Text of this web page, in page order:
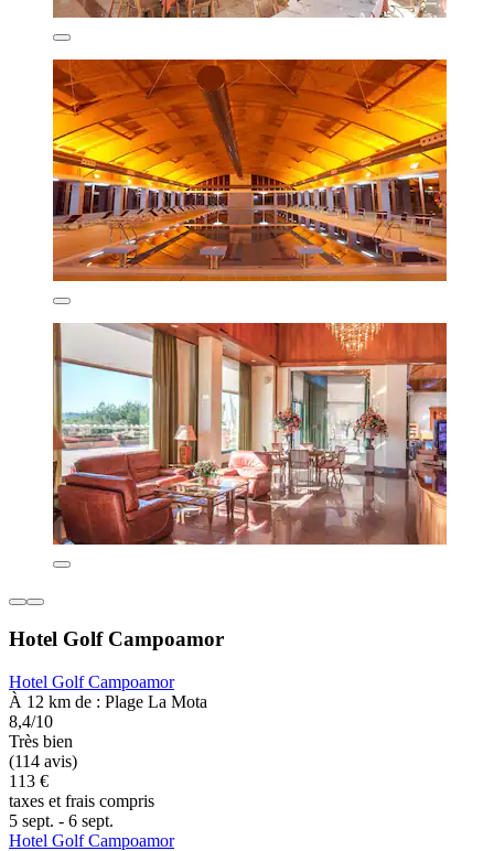
Hotel Golf Campoamor
Hotel Golf Campoamor
À 12 km de : Plage La Mota
8,4/10
Très bien
(114 avis)
113 €
taxes et frais compris
5 sept. - 6 sept.
Hotel Golf Campoamor